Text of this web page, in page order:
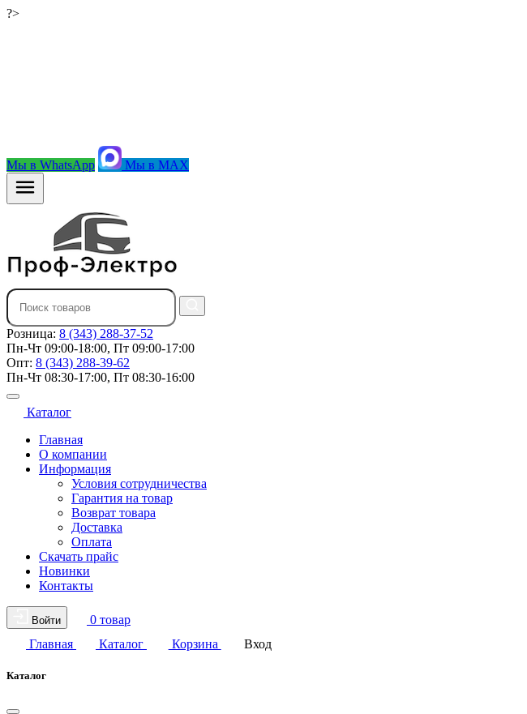
?>
Мы в WhatsApp Мы в MAX
Розница: 8 (343) 288-37-52
Пн-Чт 09:00-18:00, Пт 09:00-17:00
Опт: 8 (343) 288-39-62
Пн-Чт 08:30-17:00, Пт 08:30-16:00
Каталог
Главная
О компании
Информация
Условия сотрудничества
Гарантия на товар
Возврат товара
Доставка
Оплата
Скачать прайс
Новинки
Контакты
Войти
0 товар
Главная
Каталог Корзина Вход
Каталог